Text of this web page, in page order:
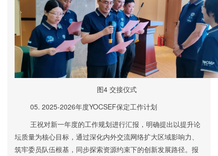
图4 交接仪式
05. 2025-2026年度YOCSEF保定工作计划
王祝对新一年度的工作规划进行汇报 ，明确提出以提升论
坛质量为核心目标 ，通过深化内外交流网络扩大区域影响力、
筑牢委员队伍根基，同步探索资源约束下的创新发展路径。报